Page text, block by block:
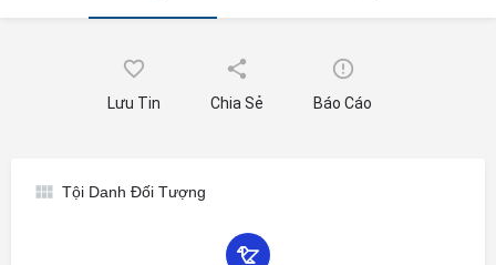
Lưu Tin Chia Sẻ Báo Cáo
Tội Danh Đối Tượng